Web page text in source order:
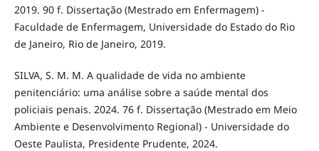
2019. 90 f. Dissertação (Mestrado em Enfermagem) -
Faculdade de Enfermagem, Universidade do Estado do Rio
de Janeiro, Rio de Janeiro, 2019.
SILVA, S. M. M. A qualidade de vida no ambiente
penitenciário: uma análise sobre a saúde mental dos
policiais penais. 2024. 76 f. Dissertação (Mestrado em Meio
Ambiente e Desenvolvimento Regional) - Universidade do
Oeste Paulista, Presidente Prudente, 2024.